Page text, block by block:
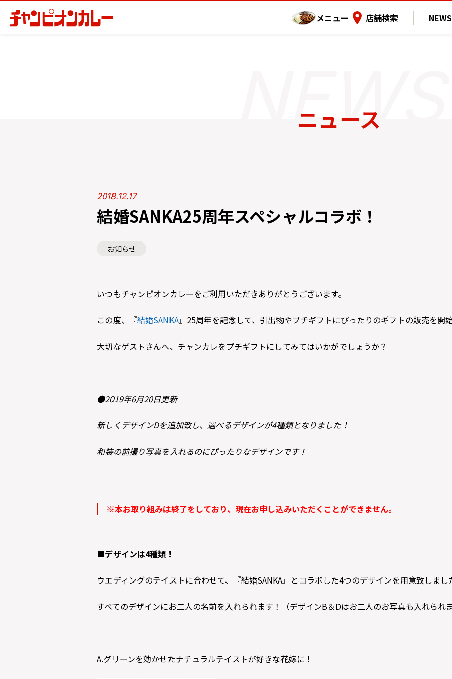
メニュー 店舗検索 NEWS
ニュース
2018.12.17
結婚SANKA25周年スペシャルコラボ！
お知らせ
いつもチャンピオンカレーをご利用いただきありがとうございます。
この度、『結婚SANKA』25周年を記念して、引出物やプチギフトにぴったりのギフトの販売を開始
大切なゲストさんへ、チャンカレをプチギフトにしてみてはいかがでしょうか？
●2019年6月20日更新
新しくデザインDを追加致し、選べるデザインが4種類となりました！
和装の前撮り写真を入れるのにぴったりなデザインです！
※本お取り組みは終了をしており、現在お申し込みいただくことができません。
■デザインは4種類！
ウエディングのテイストに合わせて、『結婚SANKA』とコラボした4つのデザインを用意致しまし
すべてのデザインにお二人の名前を入れられます！（デザインB＆Dはお二人のお写真も入れられま
A.グリーンを効かせたナチュラルテイストが好きな花嫁に！